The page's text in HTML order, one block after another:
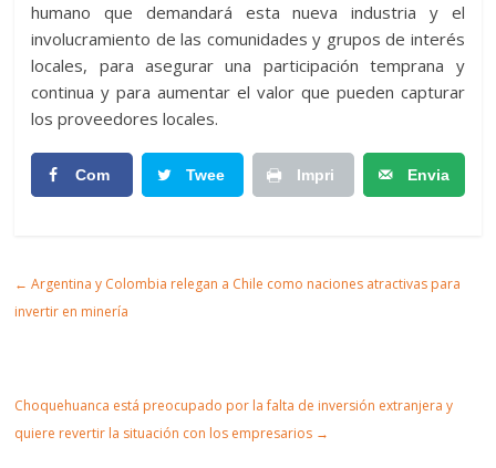
humano que demandará esta nueva industria y el
involucramiento de las comunidades y grupos de interés
locales, para asegurar una participación temprana y
continua y para aumentar el valor que pueden capturar
los proveedores locales.
Com Twee Impri Envia
ulo
← Argentina y Colombia relegan a Chile como naciones atractivas para
invertir en minería
Choquehuanca está preocupado por la falta de inversión extranjera y
quiere revertir la situación con los empresarios →